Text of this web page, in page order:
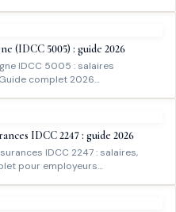
(IDCC 5005) : guide 2026
IDCC 5005 : salaires
complet 2026…
IDCC 2247 : guide 2026
IDCC 2247 : salaires,
pour employeurs…